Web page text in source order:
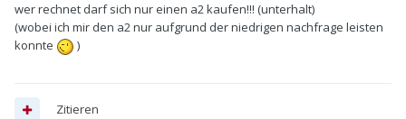
wer rechnet darf sich nur einen a2 kaufen!!! (unterhalt)
(wobei ich mir den a2 nur aufgrund der niedrigen nachfrage leisten
konnte
)
Zitieren